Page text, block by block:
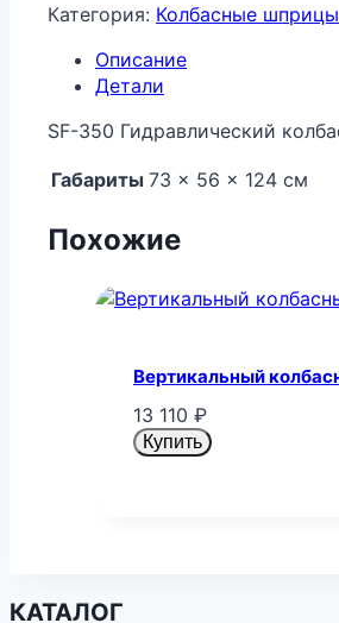
Категория: Колбасные шприцы
Описание
Детали
SF-350 Гидравлический
Габариты 73 × 56 × 124 см
Похожие
Вертикальный
13 110 ₽
Купить
КАТАЛОГ